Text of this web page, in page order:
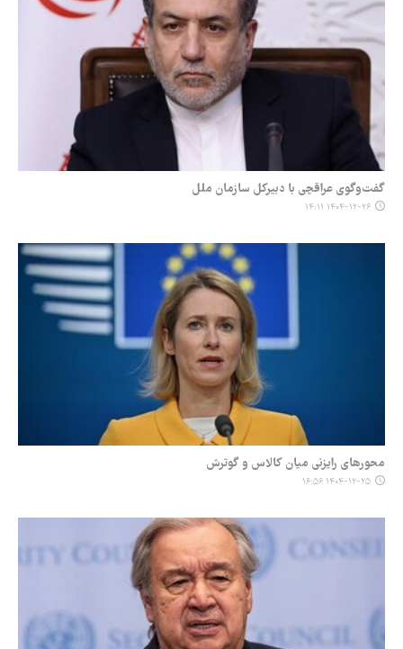
گفت‌وگوی عراقچی با دبیرکل سازمان ملل
۱۴۰۴-۱۲-۲۶ ۱۴:۱۱
محورهای رایزنی میان کالاس و گوترش
۱۴۰۴-۱۲-۲۵ ۱۶:۵۶